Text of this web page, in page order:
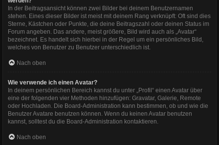
In der Beitragsansicht können zwei Bilder bei deinem Benutzernamen
stehen. Eines dieser Bilder ist meist mit deinem Rang verknüpft: Oft sind dies
Sterne, Kästchen oder Punkte, die deine Beitragszahl oder deinen Status im
Forum angeben. Das andere, meist größere, Bild wird auch als „Avatar“
bezeichnet. Es handelt sich hierbei in der Regel um ein persönliches Bild,
welches von Benutzer zu Benutzer unterschiedlich ist.
Nach oben
Wie verwende ich einen Avatar?
In deinem persönlichen Bereich kannst du unter „Profil“ einen Avatar über
eine der folgenden vier Methoden hinzufügen: Gravatar, Galerie, Remote
oder Hochladen. Die Board-Administration kann bestimmen, ob und wie die
Benutzer Avatare benutzen können. Wenn du keinen Avatar benutzen
kannst, solltest du die Board-Administration kontaktieren.
Nach oben